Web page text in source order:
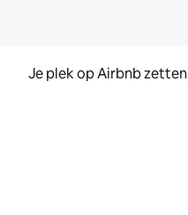
Je plek op Airbnb zetten